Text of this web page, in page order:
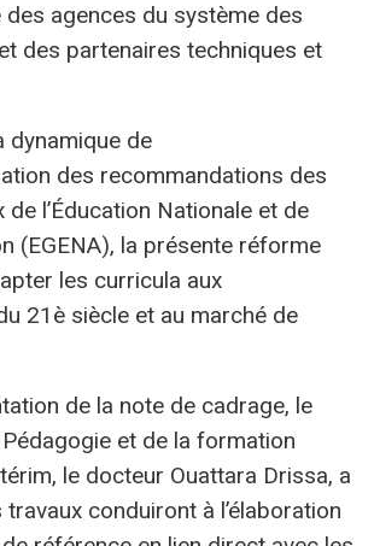
des agences du système des
des partenaires techniques et
dynamique de
des recommandations des
de l’Éducation Nationale et de
(EGENA), la présente réforme
les curricula aux
21è siècle et au marché de
de la note de cadrage, le
et de la formation
le docteur Ouattara Drissa, a
conduiront à l’élaboration